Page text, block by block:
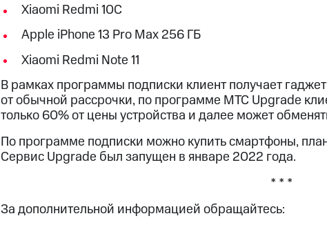
Xiaomi Redmi 10C
Apple iPhone 13 Pro Max 256 ГБ
Xiaomi Redmi Note 11
В рамках программы подписки клиент получает
от обычной рассрочки, по программе МТС Upgrade
только 60% от цены устройства и далее может
По программе подписки можно купить смартфоны,
Сервис Upgrade был запущен в январе 2022 года.
* * *
За дополнительной информацией обращайтесь: